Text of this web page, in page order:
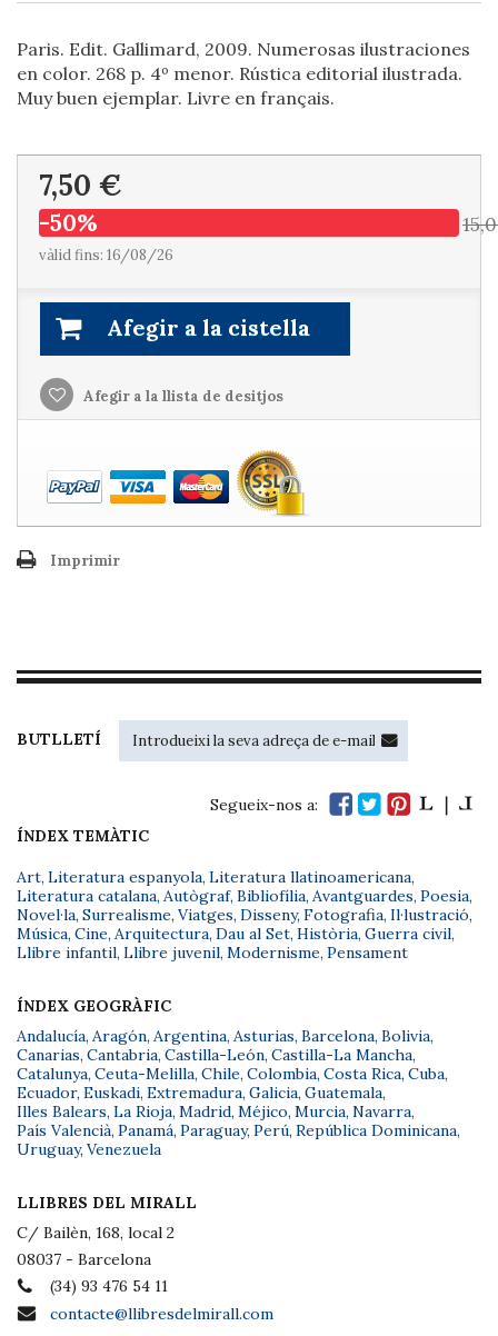
Paris. Edit. Gallimard, 2009. Numerosas ilustraciones
en color. 268 p. 4º menor. Rústica editorial ilustrada.
Muy buen ejemplar. Livre en français.
7,50 €
-50%
vàlid fins: 16/08/26
Afegir a la cistella
Afegir a la llista de desitjos
Imprimir
BUTLLETÍ
Segueix-nos a:
ÍNDEX TEMÀTIC
Art, Literatura espanyola, Literatura llatinoamericana,
Literatura catalana, Autògraf, Bibliofília, Avantguardes, Poesia,
Novel·la, Surrealisme, Viatges, Disseny, Fotografia, Il·lustració,
Música, Cine, Arquitectura, Dau al Set, Història, Guerra civil,
Llibre infantil, Llibre juvenil, Modernisme, Pensament
ÍNDEX GEOGRÀFIC
Andalucía, Aragón, Argentina, Asturias, Barcelona, Bolivia,
Canarias, Cantabria, Castilla-León, Castilla-La Mancha,
Catalunya, Ceuta-Melilla, Chile, Colombia, Costa Rica, Cuba,
Ecuador, Euskadi, Extremadura, Galicia, Guatemala,
Illes Balears, La Rioja, Madrid, Méjico, Murcia, Navarra,
País Valencià, Panamá, Paraguay, Perú, República Dominicana,
Uruguay, Venezuela
LLIBRES DEL MIRALL
C/ Bailèn, 168, local 2
08037 - Barcelona
(34) 93 476 54 11
contacte@llibresdelmirall.com